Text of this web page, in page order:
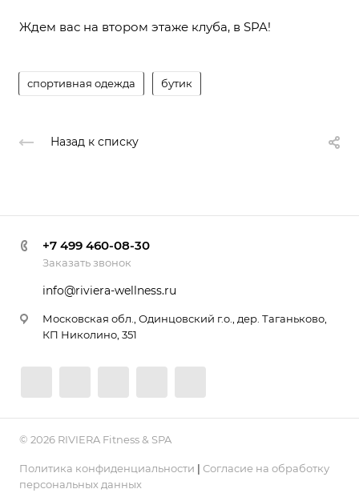
Ждем вас на втором этаже клуба, в SPA!
спортивная одежда бутик
Назад к списку
+7 499 460-08-30
Заказать звонок
info@riviera-wellness.ru
Московская обл., Одинцовский г.о., дер. Таганьково,
КП Николино, 351
© 2026 RIVIERA Fitness & SPA
Политика конфиденциальности | Согласие на обработку
персональных данных